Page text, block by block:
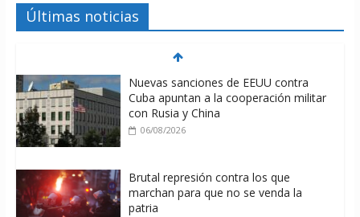
Últimas noticias
Nuevas sanciones de EEUU contra
Cuba apuntan a la cooperación militar
con Rusia y China
06/08/2026
Brutal represión contra los que
marchan para que no se venda la
patria